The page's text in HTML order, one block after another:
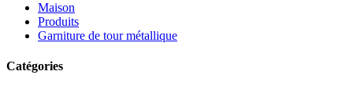
Maison
Produits
Garniture de tour métallique
Catégories